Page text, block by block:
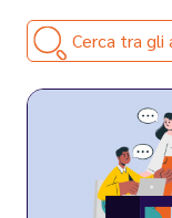
Cerca tra gli articoli